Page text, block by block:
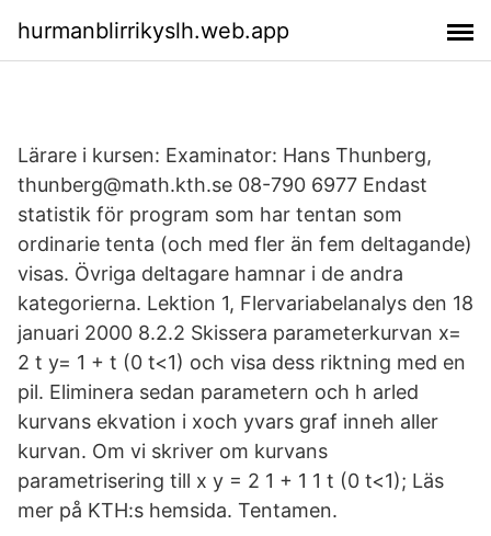
hurmanblirrikyslh.web.app
Lärare i kursen: Examinator: Hans Thunberg,
thunberg@math.kth.se 08-790 6977 Endast
statistik för program som har tentan som
ordinarie tenta (och med fler än fem deltagande)
visas. Övriga deltagare hamnar i de andra
kategorierna. Lektion 1, Flervariabelanalys den 18
januari 2000 8.2.2 Skissera parameterkurvan x=
2 t y= 1 + t (0 t<1) och visa dess riktning med en
pil. Eliminera sedan parametern och h arled
kurvans ekvation i xoch yvars graf inneh aller
kurvan. Om vi skriver om kurvans
parametrisering till x y = 2 1 + 1 1 t (0 t<1); Läs
mer på KTH:s hemsida. Tentamen.